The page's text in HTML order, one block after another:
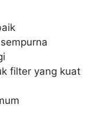
filter yang kuat